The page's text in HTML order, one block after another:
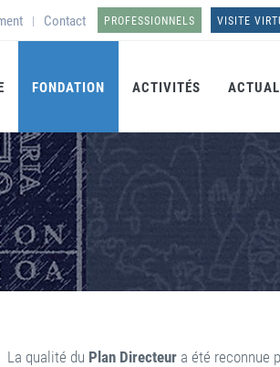
| Contact PROFESSIONNELS VISITE
FONDATION ACTIVITÉS
La qualité du Plan Directeur a été reconnue